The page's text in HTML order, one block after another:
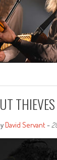
David Servant-